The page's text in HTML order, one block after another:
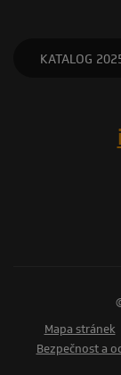
KATALOG
Mapa stránek
Bezpečnost a